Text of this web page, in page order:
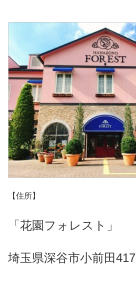
【住所】
「花園フォレスト」
埼玉県深谷市小前田417